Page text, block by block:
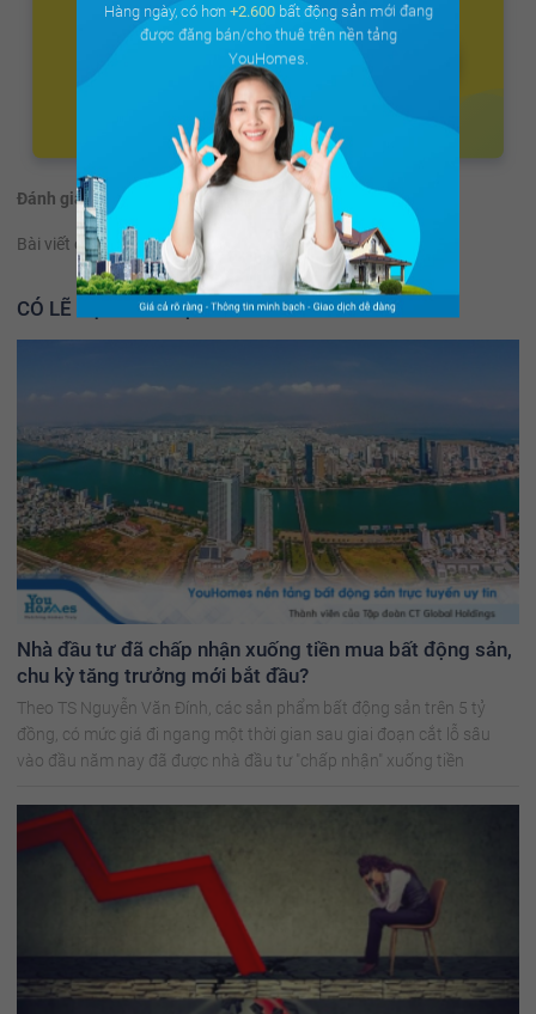
Đánh giá: (97 đánh giá)
Bài viết có hữu ích không? Không
CÓ LẼ BẠN NÊN ĐỌC THÊM
Nhà đầu tư đã chấp nhận xuống tiền mua bất động sản,
chu kỳ tăng trưởng mới bắt đầu?
Theo TS Nguyễn Văn Đính, các sản phẩm bất động sản trên 5 tỷ
đồng, có mức giá đi ngang một thời gian sau giai đoạn cắt lỗ sâu
vào đầu năm nay đã được nhà đầu tư "chấp nhận" xuống tiền
Hàng ngày, có hơn +2.600bất động sản mới đang
được đăng bán/cho thuê trên nền tảng
YouHomes.